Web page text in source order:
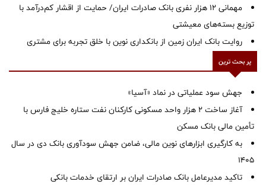
مهمانی ۱۲ هزار نفری بانک صادرات ایران/ حمایت از اقشار کم‌درآمد با
توزیع بسته‌های معیشتی
روایت بانک ایران زمین از بانکداری نوین با خلق تجربه برای مشتری
پر بحث ترین
جهش سود عملیاتی در نماد «آسیا»
آغاز ساخت ۲ هزار واحد مسکونی کارکنان نفت ستاره خلیج فارس با
تأمین مالی بانک مسکن
به کارگیری ابزارهای نوین مالی، ضامن جهش سودآوری بانک دی در سال
1405
تاکید مدیرعامل بانک صادرات ایران بر ارتقای خدمات بانکی